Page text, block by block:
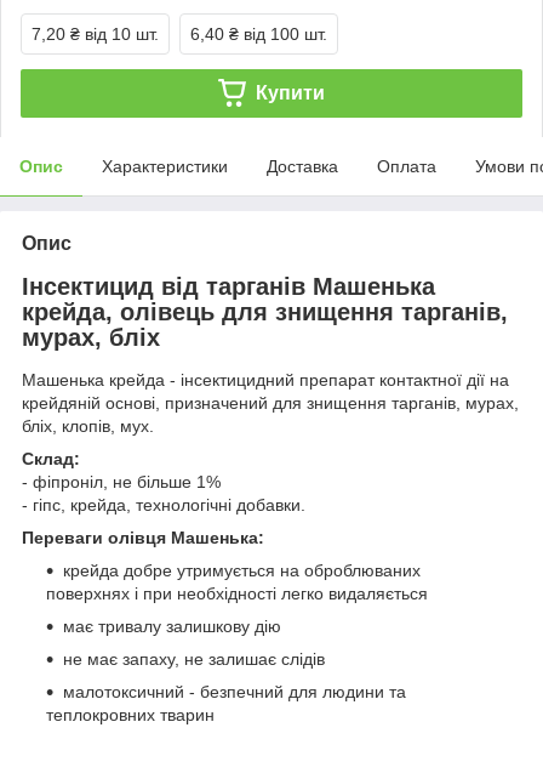
7,20 ₴ від 10 шт. 6,40 ₴ від 100 шт.
Купити
Опис Характеристики Доставка Оплата Умови
Опис
Інсектицид від тарганів Машенька
крейда, олівець для знищення тарганів,
мурах, бліх
Машенька крейда - інсектицидний препарат контактної дії на
крейдяній основі, призначений для знищення тарганів, мурах,
бліх, клопів, мух.
Склад:
- фіпроніл, не більше 1%
- гіпс, крейда, технологічні добавки.
Переваги олівця Машенька:
крейда добре утримується на оброблюваних
поверхнях і при необхідності легко видаляється
має тривалу залишкову дію
не має запаху, не залишає слідів
малотоксичний - безпечний для людини та
теплокровних тварин